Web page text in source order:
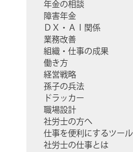
年金の相談
障害年金
ＤＸ・ＡＩ関係
業務改善
組織・仕事の成果
働き方
経営戦略
孫子の兵法
ドラッカー
職場設計
社労士の方へ
仕事を便利にするツール
社労士の仕事とは